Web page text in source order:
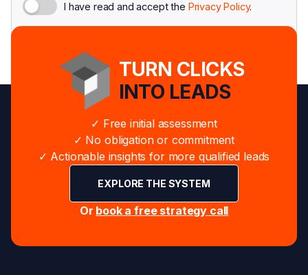
I have read and accept the Privacy Policy.
TURN CLICKS
INTO LEADS
✓ Free initial assessment
✓ No obligation or commitment
✓ Actionable insights for more qualified leads
EXPLORE THE SYSTEM
Or book a free strategy call